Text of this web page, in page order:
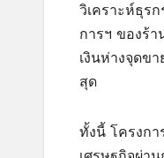
วิเคราะห์ธุร
การฯ ของร้
เงินห่างจุดข
สุด
ทั้งนี้ โครงก